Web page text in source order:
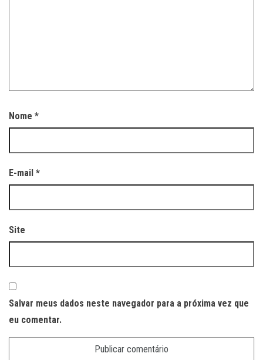
Nome *
E-mail *
Site
Salvar meus dados neste navegador para a próxima vez que
eu comentar.